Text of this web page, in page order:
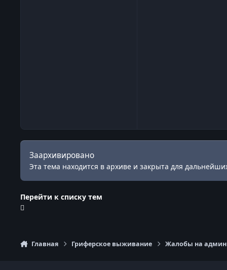
Заархивировано
Эта тема находится в архиве и закрыта для
Перейти к списку тем
Главная Гриферское выживание Жалобы на